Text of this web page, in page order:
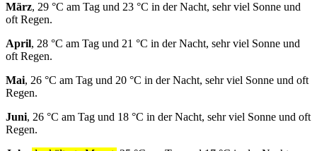
März, 29 °C am Tag und 23 °C in der Nacht, sehr viel Sonne und
oft Regen.
April, 28 °C am Tag und 21 °C in der Nacht, sehr viel Sonne und
oft Regen.
Mai, 26 °C am Tag und 20 °C in der Nacht, sehr viel Sonne und oft
Regen.
Juni, 26 °C am Tag und 18 °C in der Nacht, sehr viel Sonne und oft
Regen.